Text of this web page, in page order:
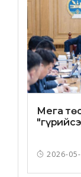
Мега
2026-